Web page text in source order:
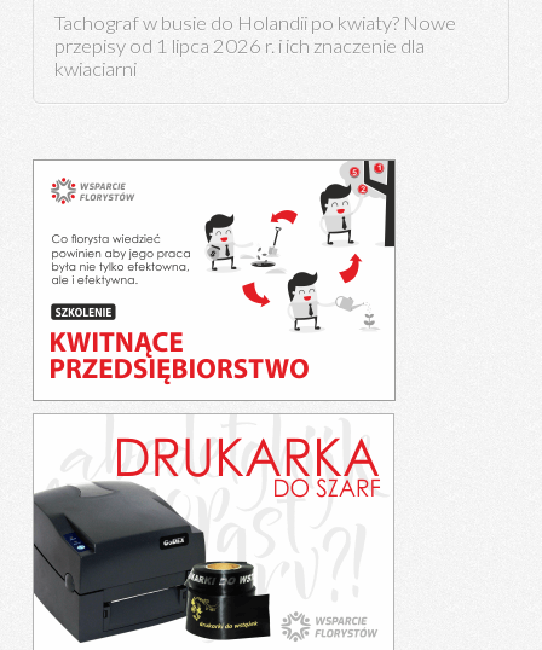
Tachograf w busie do Holandii po kwiaty? Nowe
przepisy od 1 lipca 2026 r. i ich znaczenie dla
kwiaciarni